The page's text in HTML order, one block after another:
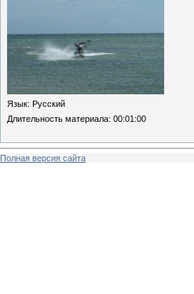
Язык: Русский
Длительность материала: 00:01:00
Полная версия сайта